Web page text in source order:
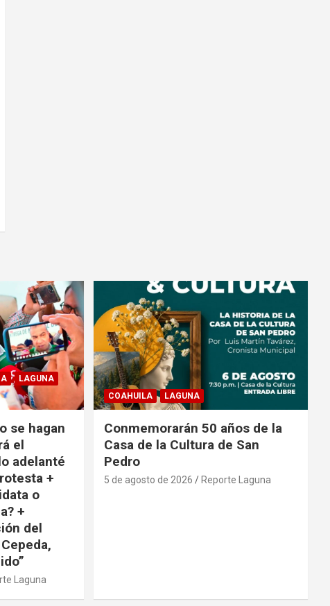
LAGUNA
se hagan
el
adelanté
+
o
+
del
Laguna
COAHUILA LAGUNA
Conmemorarán 50 años de la
Casa de la Cultura de San
Pedro
5 de agosto de 2026 Reporte Laguna